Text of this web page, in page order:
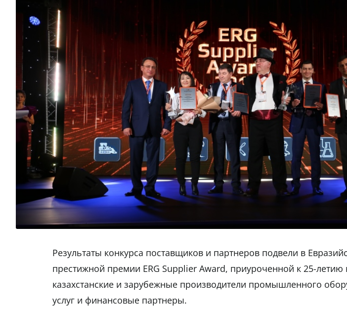
Результаты конкурса поставщиков и партнеров подвели в
престижной премии ERG Supplier Award, приуроченной к 25-летию
казахстанские и зарубежные производители промышленного
услуг и финансовые партнеры.